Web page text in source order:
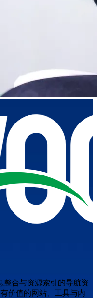
整合与资源索引的导航资
价值的网站、工具与内